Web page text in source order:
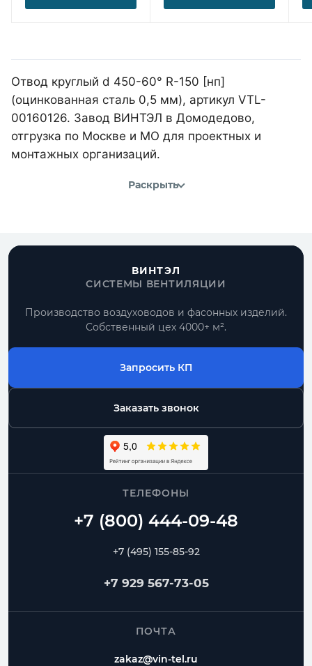
Отвод круглый d 450-60° R-150 [нп]
(оцинкованная сталь 0,5 мм), артикул VTL-
00160126. Завод ВИНТЭЛ в Домодедово,
отгрузка по Москве и МО для проектных и
монтажных организаций.
Раскрыть
ВИНТЭЛ
СИСТЕМЫ ВЕНТИЛЯЦИИ
Производство воздуховодов и фасонных изделий.
Собственный цех 4000+ м².
Запросить КП
Заказать звонок
ТЕЛЕФОНЫ
+7 (495) 155-85-92
+7 929 567-73-05
ПОЧТА
zakaz@vin-tel.ru